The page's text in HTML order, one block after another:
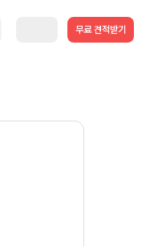
무료 견적받기